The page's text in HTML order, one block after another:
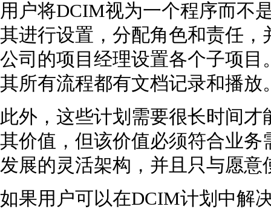
用户将DCIM视为一个程序而不
其进行设置，分配角色和责任
公司的项目经理设置各个子项
其所有流程都有文档记录和播放
此外，这些计划需要很长时间
其价值，但该价值必须符合业
发展的灵活架构，并且只与愿
如果用户可以在DCIM计划中解